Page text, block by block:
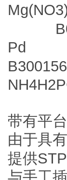
Pd
带有平
由于具
提供